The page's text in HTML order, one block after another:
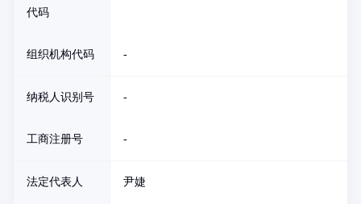
代码
组织机构代码 -
纳税人识别号 -
工商注册号 -
法定代表人 尹婕